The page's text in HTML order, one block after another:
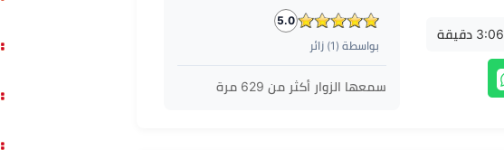
3:06 دقيقة
5.0
بواسطة ( 1) زائر
سمعها الزوار أكثر من 629 مرة